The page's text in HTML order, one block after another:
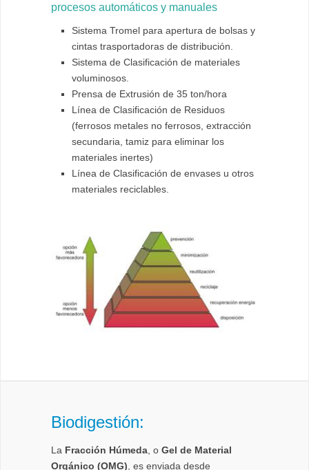
procesos automáticos y manuales
Sistema Tromel para apertura de bolsas y
cintas trasportadoras de distribución.
Sistema de Clasificación de materiales
voluminosos.
Prensa de Extrusión de 35 ton/hora
Línea de Clasificación de Residuos
(ferrosos metales no ferrosos, extracción
secundaria, tamiz para eliminar los
materiales inertes)
Línea de Clasificación de envases u otros
materiales reciclables.
Biodigestión:
La Fracción Húmeda , o Gel de Material
Orgánico (OMG) , es enviada desde